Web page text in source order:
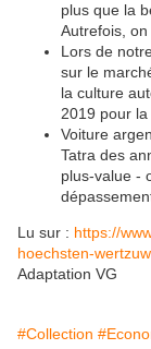
plus que la
Autrefois,
Lors de
sur le
la culture
2019 pour la
Voiture
Tatra des
plus-value -
Lu sur : https://
hoechsten-
Adaptation VG
#Collection